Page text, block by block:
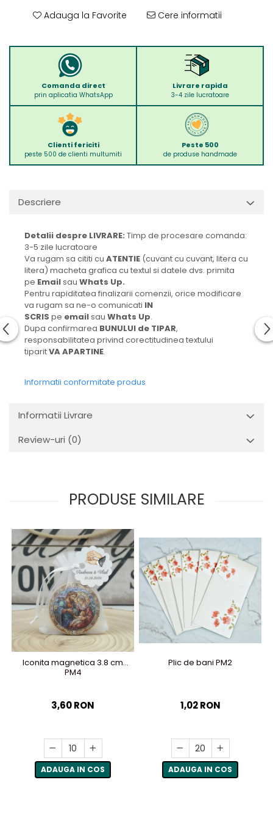
Adauga la Favorite Cere informatii
Comanda direct
prin aplicatia WhatsApp
Livrare rapida
3-4 zile lucratoare
Clienti fericiti
peste 500 de clienti multumiti
Peste 500
de produse handmade
Descriere
Detalii despre LIVRARE: Timp de procesare comanda:
3-5 zile lucratoare
Va rugam sa cititi cu ATENTIE (cuvant cu cuvant, litera cu
litera) macheta grafica cu textul si datele dvs. primita
pe Emailsau Whats Up.
Pentru rapiditatea finalizarii comenzii, orice modificare
va rugam sa ne-o comunicati IN
SCRIS pe emailsau Whats Up.
Dupa confirmarea BUNULUI de TIPAR,
responsabilitatea privind corectitudinea textului
tiparitVA APARTINE.
Informatii conformitate produs
Informatii Livrare
Review-uri (0)
PRODUSE SIMILARE
Iconita magnetica 3.8 cm
PM4
3,60 RON
ADAUGA IN COS
Plic de bani PM2
1,02 RON
ADAUGA IN COS